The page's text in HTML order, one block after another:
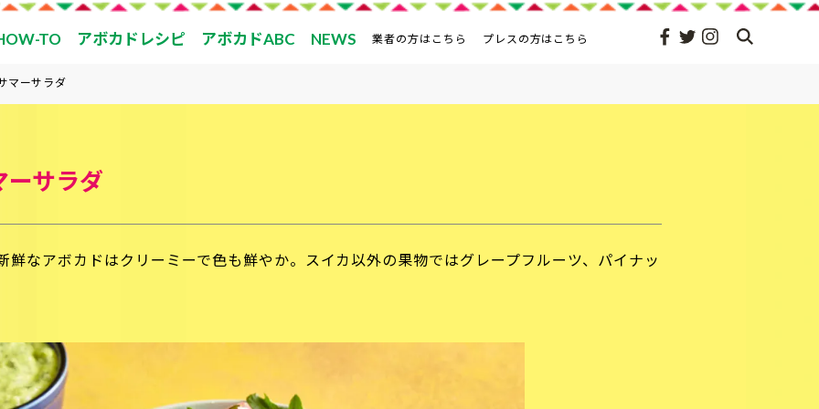
TO アボカドレシピ アボカドABC NEWS 業者の方はこちら プレスの方はこちら
マーサラダ
ーサラダ
鮮なアボカドはクリーミーで色も鮮やか。スイカ以外の果物ではグレープフルーツ、パイナッ